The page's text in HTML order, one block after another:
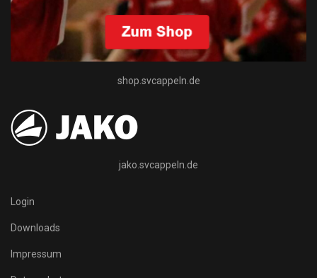
shop.svcappeln.de
jako.svcappeln.de
Login
Downloads
Impressum